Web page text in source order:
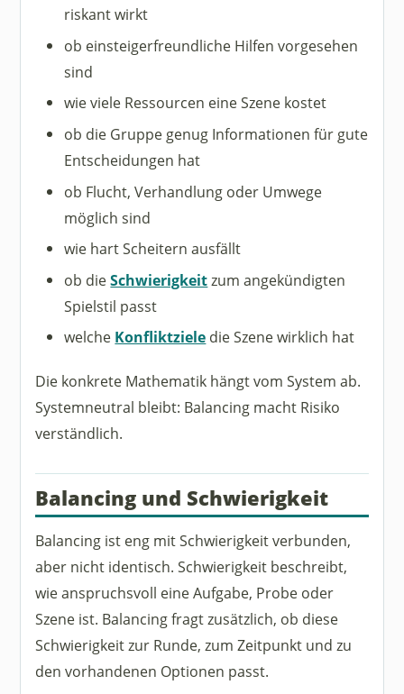
riskant wirkt
ob einsteigerfreundliche Hilfen vorgesehen
sind
wie viele Ressourcen eine Szene kostet
ob die Gruppe genug Informationen für gute
Entscheidungen hat
ob Flucht, Verhandlung oder Umwege
möglich sind
wie hart Scheitern ausfällt
ob dieSchwierigkeitzum angekündigten
Spielstil passt
welche Konfliktziele die Szene wirklich hat
Die konkrete Mathematik hängt vom System ab.
Systemneutral bleibt: Balancing macht Risiko
verständlich.
Balancing und Schwierigkeit
Balancing ist eng mit Schwierigkeit verbunden,
aber nicht identisch. Schwierigkeit beschreibt,
wie anspruchsvoll eine Aufgabe, Probe oder
Szene ist. Balancing fragt zusätzlich, ob diese
Schwierigkeit zur Runde, zum Zeitpunkt und zu
den vorhandenen Optionen passt.